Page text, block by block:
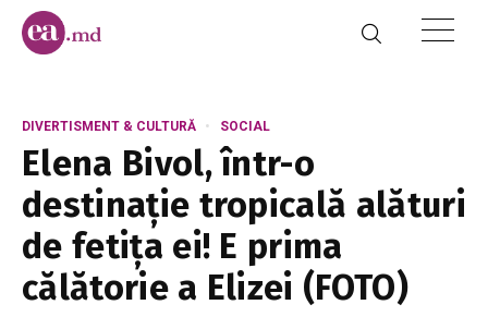
DIVERTISMENT & CULTURĂ SOCIAL
Elena Bivol, într-o
destinație tropicală alături
de fetița ei! E prima
călătorie a Elizei (FOTO)